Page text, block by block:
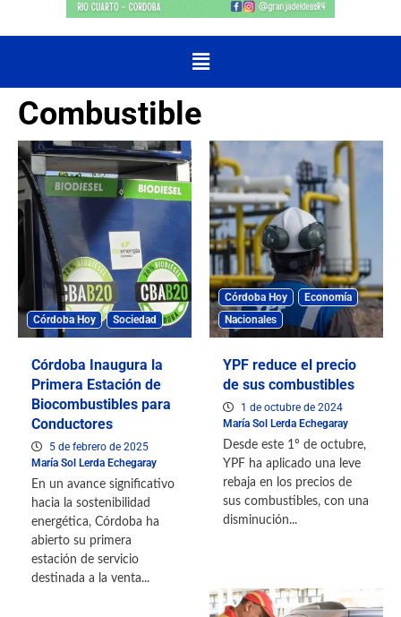
Combustible
Córdoba Hoy Sociedad
Córdoba Inaugura la
Primera Estación de
Biocombustibles para
Conductores
5 de febrero de 2025
María Sol Lerda Echegaray
En un avance significativo
hacia la sostenibilidad
energética, Córdoba ha
abierto su primera
estación de servicio
destinada a la venta...
Córdoba Hoy
Economía
Nacionales
YPF reduce el precio
de sus combustibles
1 de octubre de 2024
María Sol Lerda Echegaray
Desde este 1º de octubre,
YPF ha aplicado una leve
rebaja en los precios de
sus combustibles, con una
disminución...